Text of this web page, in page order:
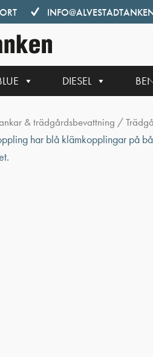
DIESEL
& trädgårdsbevattning /